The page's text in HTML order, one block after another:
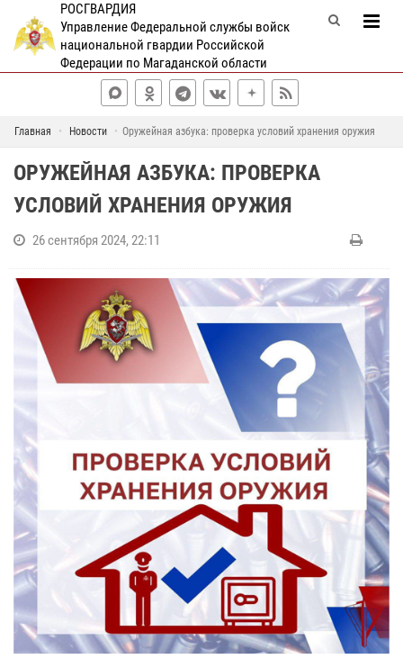
РОСГВАРДИЯ
Управление Федеральной службы войск
национальной гвардии Российской
Федерации по Магаданской области
Главная Новости Оружейная азбука: проверка условий хранения оружия
ОРУЖЕЙНАЯ АЗБУКА: ПРОВЕРКА
УСЛОВИЙ ХРАНЕНИЯ ОРУЖИЯ
26 сентября 2024, 22:11